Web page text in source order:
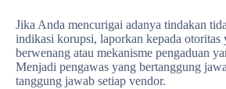
Jika Anda mencurigai adanya tindakan
indikasi korupsi, laporkan kepada otoritas
berwenang atau mekanisme pengaduan
Menjadi pengawas yang bertanggung
tanggung jawab setiap vendor.